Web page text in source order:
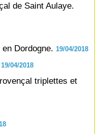
de Saint Aulaye.
Dordogne. 19/04/2018
19/04/2018
triplettes et